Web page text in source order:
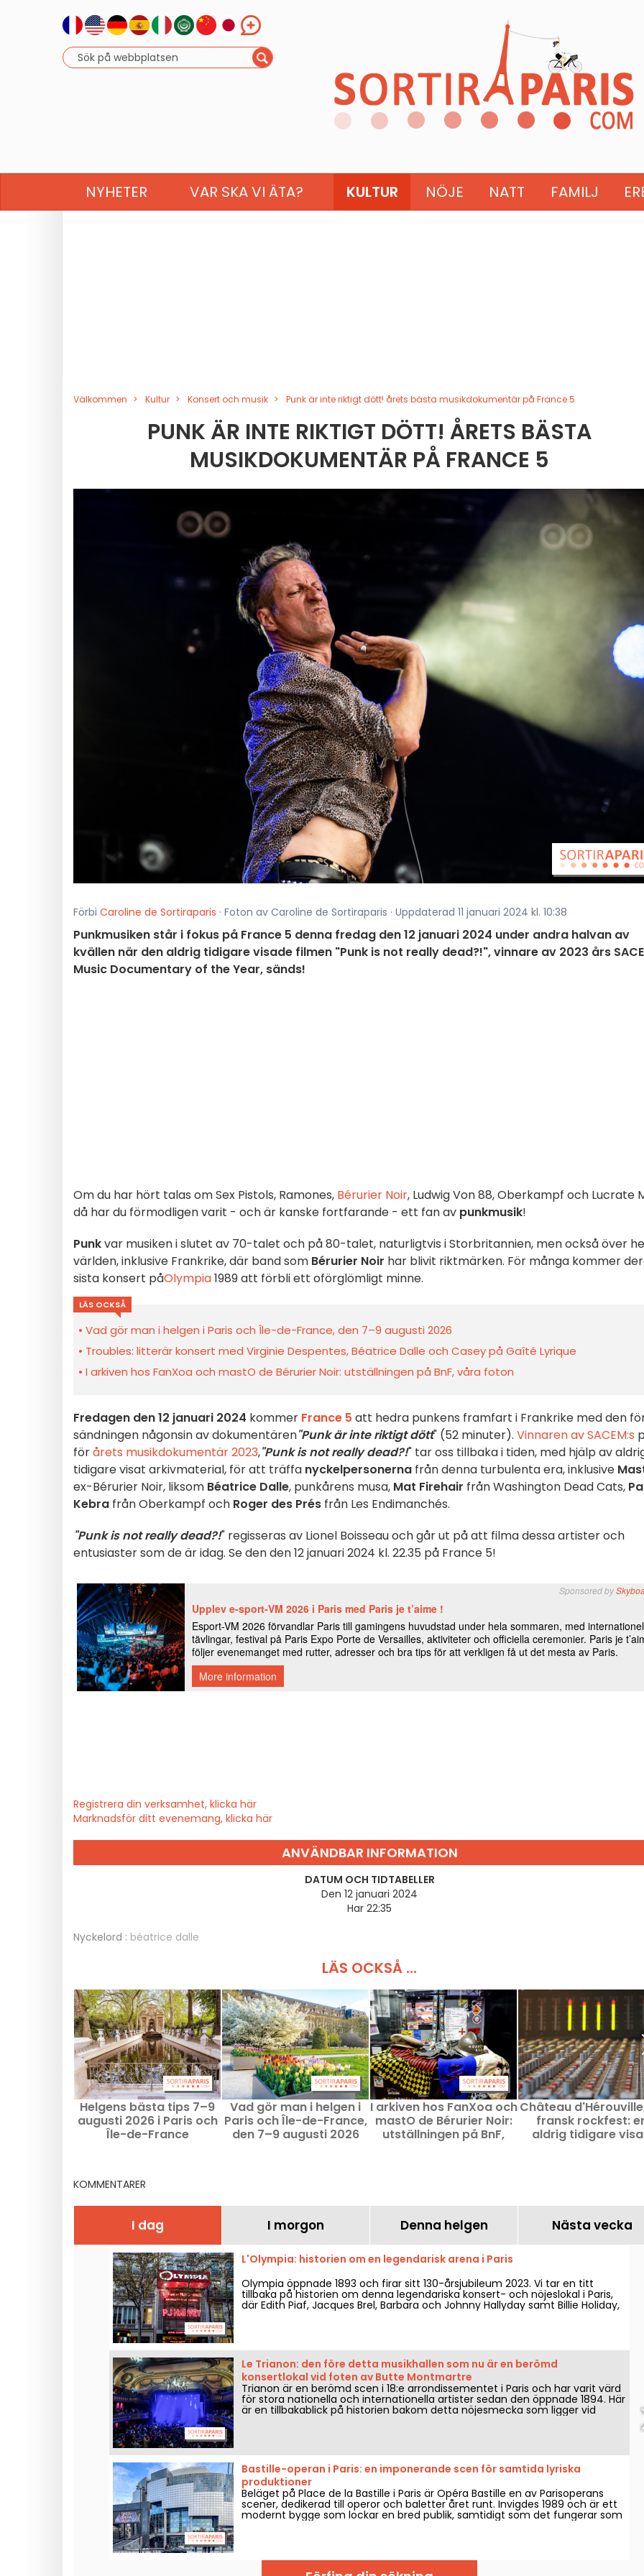
NYHETER VAR SKA VI ÄTA? KULTUR NÖJE NATT FAMILJ
Välkommen Kultur Konsert och musik Punk är inte riktigt dött! årets bästa musikdokumentär på France 5
PUNK ÄR INTE RIKTIGT DÖTT! ÅRETS BÄSTA
MUSIKDOKUMENTÄR PÅ FRANCE 5
Förbi Caroline de Sortiraparis · Foton av Caroline de Sortiraparis · Uppdaterad 11 januari 2024 kl. 10:38
Punkmusiken står i fokus på France 5 denna fredag den 12 januari 2024 under andra halvan av
kvällen när den aldrig tidigare visade filmen "Punk is not really dead?!", vinnare av 2023 års
Music Documentary of the Year, sänds!
Om du har hört talas om Sex Pistols, Ramones, Bérurier Noir, Ludwig Von 88, Oberkampf och Lucrate
då har du förmodligen varit - och är kanske fortfarande - ett fan av punkmusik!
Punkvar musiken i slutet av 70-talet och på 80-talet, naturligtvis i Storbritannien, men också över
världen, inklusive Frankrike, där band som Bérurier Noir har blivit riktmärken. För många kommer
sista konsert påOlympia1989 att förbli ett oförglömligt minne.
LÄS OCKSÅ
Vad gör man i helgen i Paris och Île-de-France, den 7–9 augusti 2026
Troubles: litterär konsert med Virginie Despentes, Béatrice Dalle och Casey på Gaîté Lyrique
I arkiven hos FanXoa och mastO de Bérurier Noir: utställningen på BnF, våra foton
Fredagen den 12 januari 2024 kommer France 5 att hedra punkens framfart i Frankrike med den
sändningen någonsin av dokumentären"Punk är inte riktigt dött" (52 minuter). Vinnaren av SACEM:s
förårets musikdokumentär 2023,"Punk is not really dead?!" tar oss tillbaka i tiden, med hjälp av
tidigare visat arkivmaterial, för att träffa nyckelpersonerna från denna turbulenta era, inklusive
ex-Bérurier Noir, liksom Béatrice Dalle, punkårens musa, Mat Firehair från Washington Dead Cats,
Kebra från Oberkampf och Roger des Prés från Les Endimanchés.
"Punk is not really dead?!" regisseras av Lionel Boisseau och går ut på att filma dessa artister och
entusiaster som de är idag. Se den den 12 januari 2024 kl. 22.35 på France 5!
Registrera din verksamhet, klicka här
Marknadsför ditt evenemang, klicka här
ANVÄNDBAR INFORMATION
DATUM OCH TIDTABELLER
Den 12 januari 2024
Har 22:35
Nyckelord : béatrice dalle
LÄS OCKSÅ ...
Helgens bästa tips 7–9
augusti 2026 i Paris och
Île-de-France
Vad gör man i helgen i
Paris och Île-de-France,
den 7–9 augusti 2026
I arkiven hos FanXoa och
mastO de Bérurier Noir:
utställningen på BnF,
Château
fransk rockfest:
aldrig tidigare
KOMMENTARER
I dag I morgon Denna helgen Nästa vecka
L'Olympia: historien om en legendarisk arena i Paris
Olympia öppnade 1893 och firar sitt 130-årsjubileum 2023. Vi tar en titt
tillbaka på historien om denna legendariska konsert- och nöjeslokal i Paris,
där Edith Piaf, Jacques Brel, Barbara och Johnny Hallyday samt Billie Holiday,
Le Trianon: den före detta musikhallen som nu är en berömd
konsertlokal vid foten av Butte Montmartre
Trianon är en berömd scen i 18:e arrondissementet i Paris och har varit värd
för stora nationella och internationella artister sedan den öppnade 1894. Här
är en tillbakablick på historien bakom detta nöjesmecka som ligger vid
Bastille-operan i Paris: en imponerande scen för samtida lyriska
produktioner
Beläget på Place de la Bastille i Paris är Opéra Bastille en av Parisoperans
scener, dedikerad till operor och baletter året runt. Invigdes 1989 och är ett
modernt bygge som lockar en bred publik, samtidigt som det fungerar som